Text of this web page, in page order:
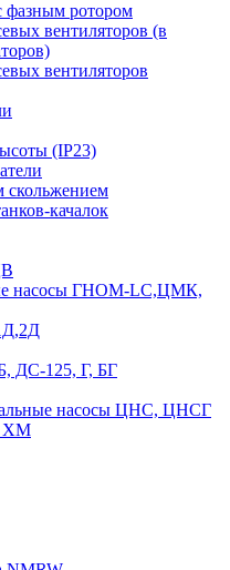
фазным ротором
вентиляторов (в
вентиляторов
(IP23)
скольжением
качалок
насосы ГНОМ-LC,ЦМК,
ДС-125, Г, БГ
насосы ЦНС, ЦНСГ
ХМ